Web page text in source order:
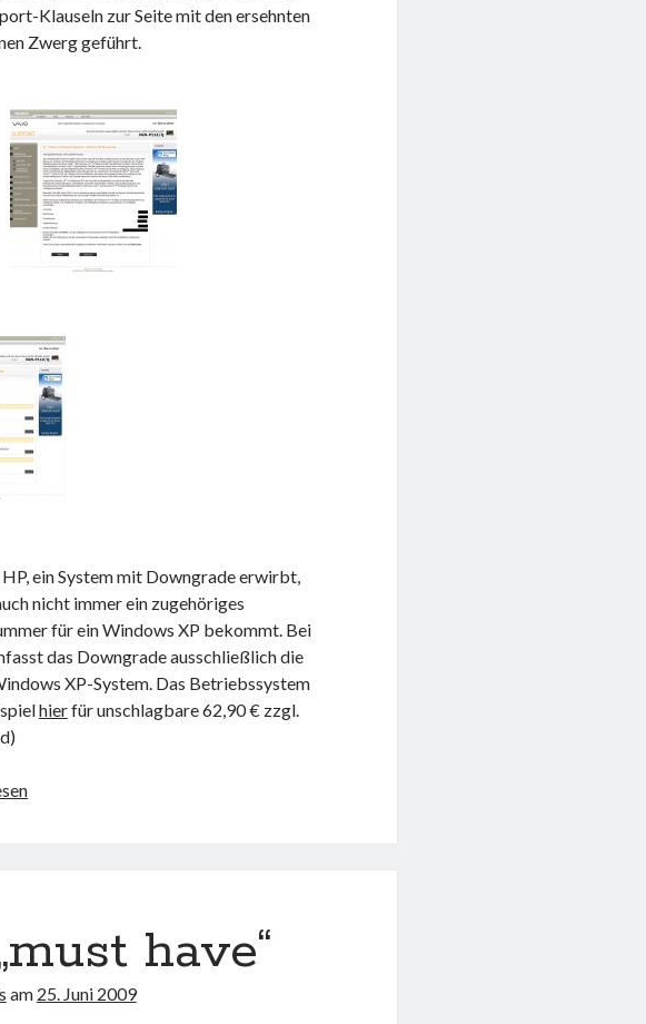
Klauseln zur Seite mit den ersehnten
Zwerg geführt.
ein System mit Downgrade erwirbt,
nicht immer ein zugehöriges
für ein Windows XP bekommt. Bei
das Downgrade ausschließlich die
XP-System. Das Betriebssystem
hierfür unschlagbare 62,90 € zzgl.
P11Z
have“
am 25. Juni 2009